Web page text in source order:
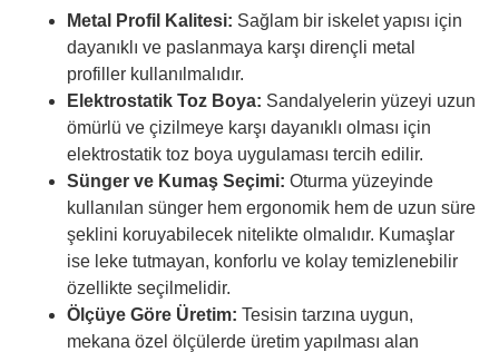
Metal Profil Kalitesi: Sağlam bir iskelet yapısı için
dayanıklı ve paslanmaya karşı dirençli metal
profiller kullanılmalıdır.
Elektrostatik Toz Boya: Sandalyelerin yüzeyi uzun
ömürlü ve çizilmeye karşı dayanıklı olması için
elektrostatik toz boya uygulaması tercih edilir.
Sünger ve Kumaş Seçimi: Oturma yüzeyinde
kullanılan sünger hem ergonomik hem de uzun süre
şeklini koruyabilecek nitelikte olmalıdır. Kumaşlar
ise leke tutmayan, konforlu ve kolay temizlenebilir
özellikte seçilmelidir.
Ölçüye Göre Üretim: Tesisin tarzına uygun,
mekana özel ölçülerde üretim yapılması alan